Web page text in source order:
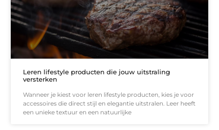
Leren lifestyle producten die jouw uitstraling
versterken
Wanneer je kiest voor leren lifestyle producten, kies je voor
accessoires die direct stijl en elegantie uitstralen. Leer heeft
een unieke textuur en een natuurlijke